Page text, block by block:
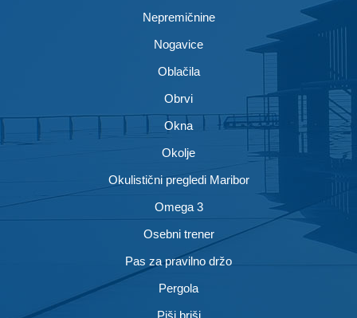
Nepremičnine
Nogavice
Oblačila
Obrvi
Okna
Okolje
Okulistični pregledi Maribor
Omega 3
Osebni trener
Pas za pravilno držo
Pergola
Piši briši